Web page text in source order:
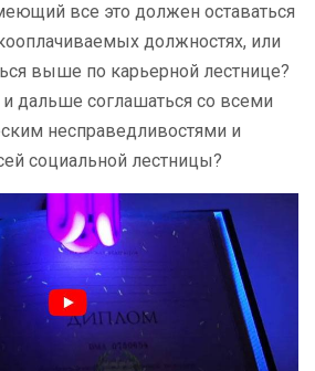
все это должен оставаться
должностях, или
выше по карьерной лестнице?
дальше соглашаться со всеми
несправедливостями и
социальной лестницы?